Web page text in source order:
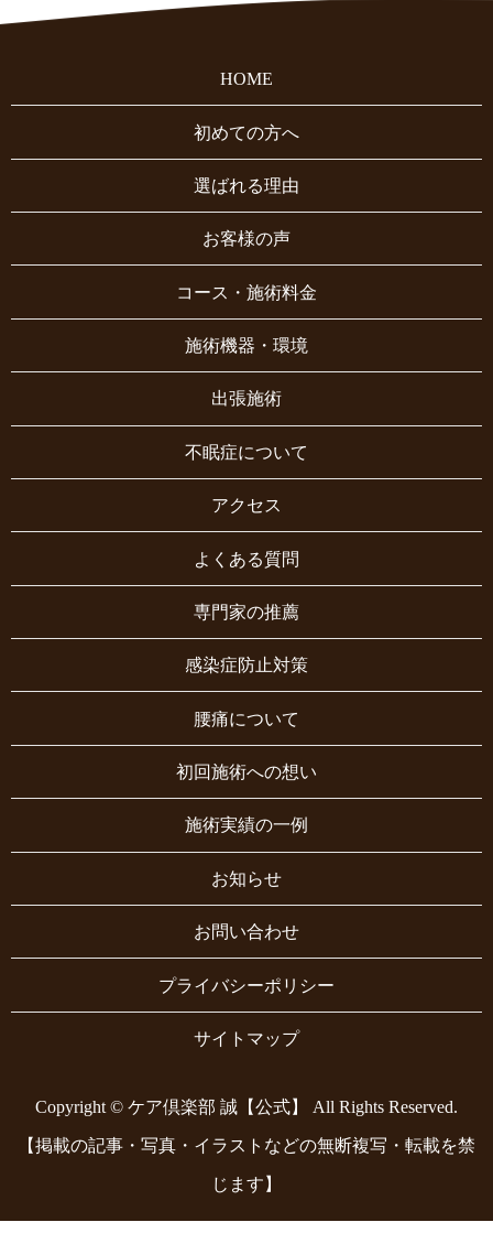
HOME
初めての方へ
選ばれる理由
お客様の声
コース・施術料金
施術機器・環境
出張施術
不眠症について
アクセス
よくある質問
専門家の推薦
感染症防止対策
腰痛について
初回施術への想い
施術実績の一例
お知らせ
お問い合わせ
プライバシーポリシー
サイトマップ
Copyright © ケア倶楽部 誠【公式】 All Rights Reserved.
【掲載の記事・写真・イラストなどの無断複写・転載を禁
じます】